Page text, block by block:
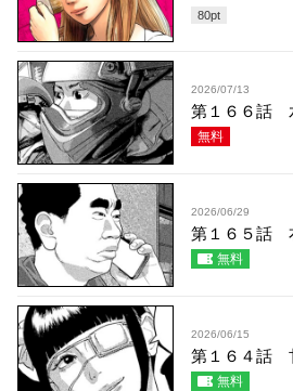
80pt
2026/07/13
第１６６話
無料
2026/06/29
第１６５話
無料
2026/06/15
第１６４話
無料